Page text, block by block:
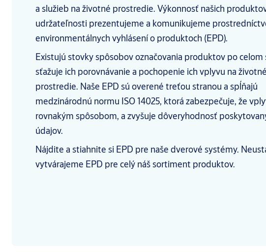
a služieb na životné prostredie. Výkonnosť našich
udržateľnosti prezentujeme a komunikujeme
environmentálnych vyhlásení o produktoch (EPD).
Existujú stovky spôsobov označovania produktov po celom
sťažuje ich porovnávanie a pochopenie ich vplyvu na životné
prostredie. Naše EPD sú overené treťou stranou a spĺňajú
medzinárodnú normu ISO 14025, ktorá zabezpečuje, že
rovnakým spôsobom, a zvyšuje dôveryhodnosť
údajov.
Nájdite a stiahnite si EPD pre naše dverové systémy.
vytvárajeme EPD pre celý náš sortiment produktov.